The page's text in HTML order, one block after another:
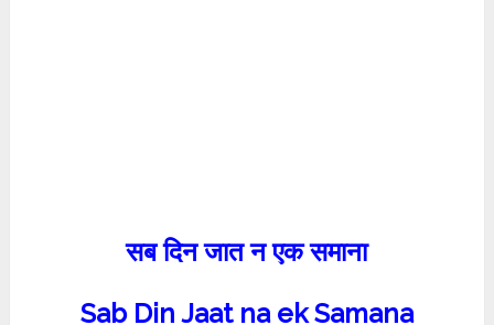
सब दिन जात न एक समाना
Sab Din Jaat na ek Samana